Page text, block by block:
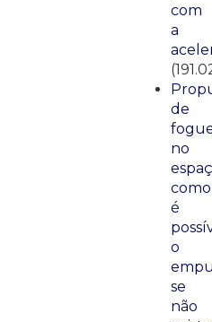
com
a
de
no
como
é
o
se
não